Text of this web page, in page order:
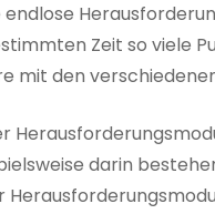
Zeit so viele
mit den
darin